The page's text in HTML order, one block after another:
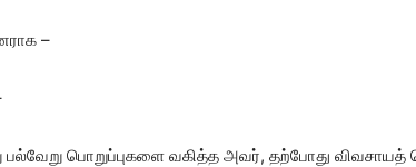
–
பொறுப்புகளை வகித்த அவர், தற்போது விவசாயத்